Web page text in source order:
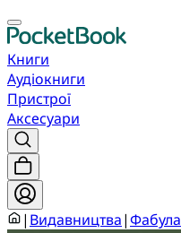
Книги
Аудіокниги
Пристрої
Аксесуари
| Видавництва|Фабула